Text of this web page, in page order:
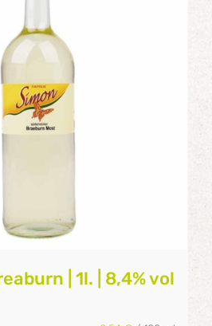
| 1l. | 8,4% vol